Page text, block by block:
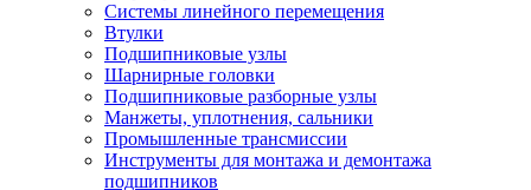
Системы линейного перемещения
Втулки
Подшипниковые узлы
Шарнирные головки
Подшипниковые разборные узлы
Манжеты, уплотнения, сальники
Промышленные трансмиссии
Инструменты для монтажа и демонтажа
подшипников